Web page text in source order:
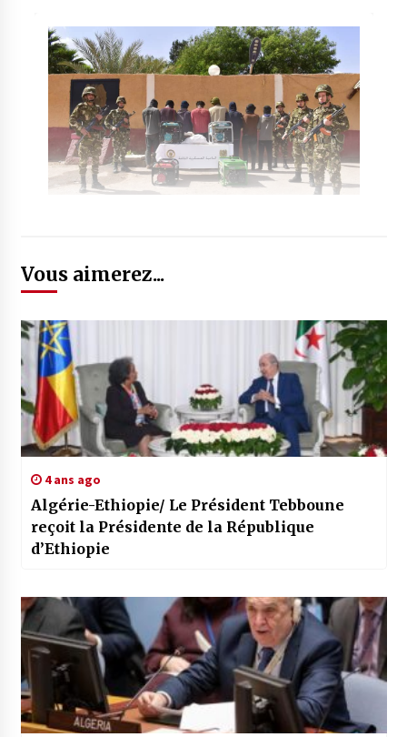
Vous aimerez...
4 ans ago
Algérie-Ethiopie/ Le Président Tebboune
reçoit la Présidente de la République
d’Ethiopie